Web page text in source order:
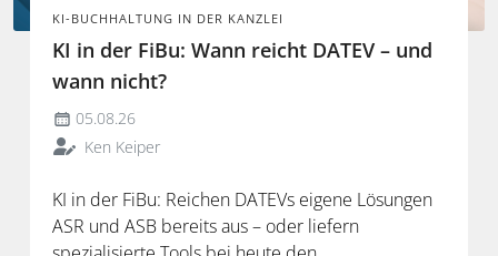
KI-BUCHHALTUNG IN DER KANZLEI
KI in der FiBu: Wann reicht DATEV – und
wann nicht?
05.08.26
Ken Keiper
KI in der FiBu: Reichen DATEVs eigene Lösungen
ASR und ASB bereits aus – oder liefern